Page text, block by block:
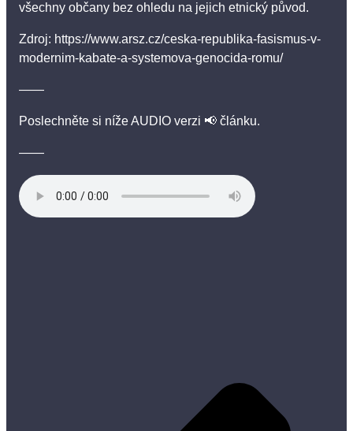
všechny občany bez ohledu na jejich etnický původ.
Zdroj: https://www.arsz.cz/ceska-republika-fasismus-v-
modernim-kabate-a-systemova-genocida-romu/
——
Poslechněte si níže AUDIO verzi 📢 článku.
——